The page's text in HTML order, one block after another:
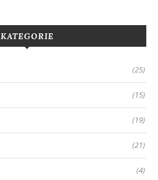
KATEGORIE
(25)
(15)
(19)
(21)
(4)